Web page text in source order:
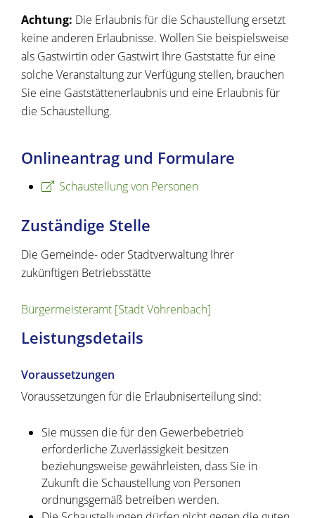
Achtung: Die Erlaubnis für die Schaustellung ersetzt
keine anderen Erlaubnisse. Wollen Sie beispielsweise
als Gastwirtin oder Gastwirt Ihre Gaststätte für eine
solche Veranstaltung zur Verfügung stellen, brauchen
Sie eine Gaststättenerlaubnis und eine Erlaubnis für
die Schaustellung.
Onlineantrag und Formulare
Schaustellung von Personen
Zuständige Stelle
Die Gemeinde- oder Stadtverwaltung Ihrer
zukünftigen Betriebsstätte
Bürgermeisteramt [Stadt Vöhrenbach]
Leistungsdetails
Voraussetzungen
Voraussetzungen für die Erlaubniserteilung sind:
Sie müssen die für den Gewerbebetrieb
erforderliche Zuverlässigkeit besitzen
beziehungsweise gewährleisten, dass Sie in
Zukunft die Schaustellung von Personen
ordnungsgemäß betreiben werden.